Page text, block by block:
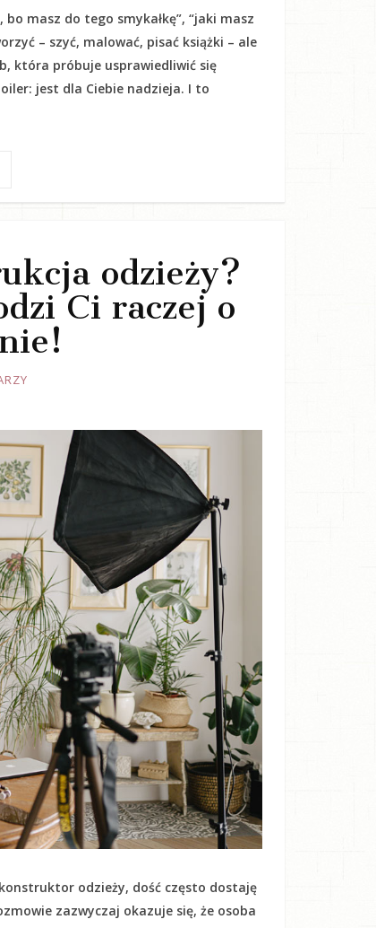
masz do tego smykałkę”, “jaki masz
– szyć, malować, pisać książki – ale
która próbuje usprawiedliwić się
jest dla Ciebie nadzieja. I to
odzieży?
Ci raczej o
odzieży, dość często dostaję
zazwyczaj okazuje się, że osoba